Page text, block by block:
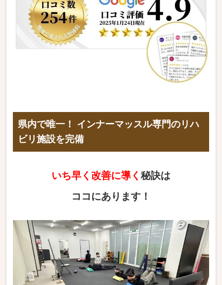
県内で唯一！ インナーマッスル専門のリハ
ビリ施設を完備
いち早く改善に導く 秘訣は
ココにあります！